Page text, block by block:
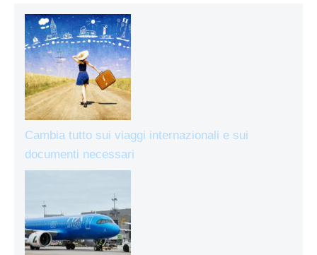
Cambia tutto sui viaggi internazionali e sui
documenti necessari